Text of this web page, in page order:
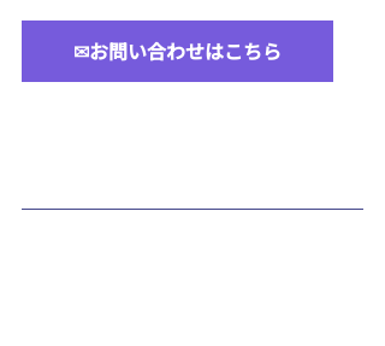
✉お問い合わせはこちら